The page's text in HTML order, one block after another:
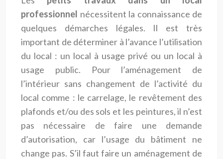
professionnel nécessitent la connaissance de
quelques démarches légales. Il est très
important de déterminer à l’avance l’utilisation
du local : un local à usage privé ou un local à
usage public. Pour l’aménagement de
l’intérieur sans changement de l’activité du
local comme : le carrelage, le revêtement des
plafonds et/ou des sols et les peintures, il n’est
pas nécessaire de faire une demande
d’autorisation, car l’usage du bâtiment ne
change pas. S’il faut faire un aménagement de